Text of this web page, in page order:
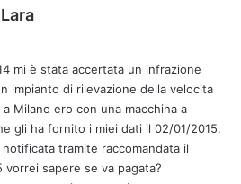
e
t
t
o
:
mi è stata accertata un infrazione
impianto di rilevazione della velocita
Milano ero con una macchina a
gli ha fornito i miei dati il 02/01/2015.
notificata tramite raccomandata il
vorrei sapere se va pagata?